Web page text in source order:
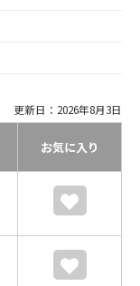
更新日：2026年8月3日
お気に入り